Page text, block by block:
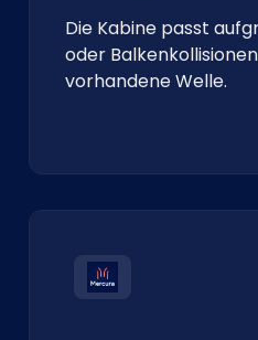
Die Kabine passt
oder
vorhandene Welle.